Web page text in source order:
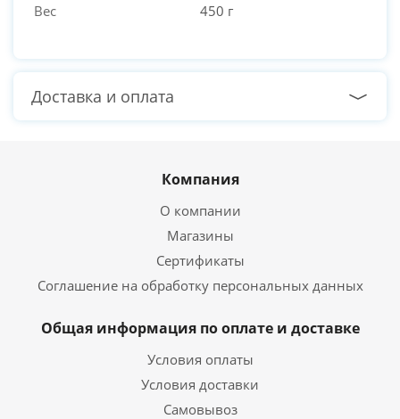
Вес
450 г
Доставка и оплата
Компания
О компании
Магазины
Сертификаты
Соглашение на обработку персональных данных
Общая информация по оплате и доставке
Условия оплаты
Условия доставки
Самовывоз